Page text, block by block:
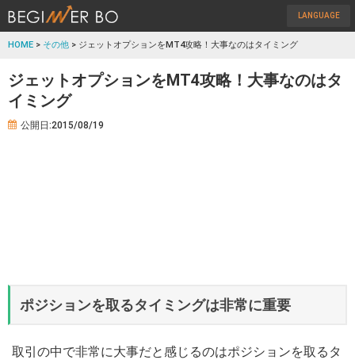
LANGUAGE
HOME > その他 > ジェットオプションをMT4攻略！大事なのはタイミング
ジェットオプションをMT4攻略！大事なのはタ
イミング
公開日:2015/08/19
ポジションを取るタイミングは非常に重要
取引の中で非常に大事だと感じるのはポジションを取るタ